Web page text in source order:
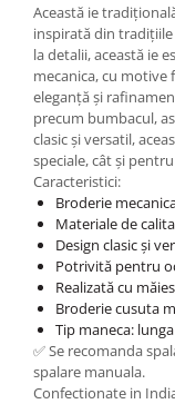
Această ie
inspirată din
la detalii, această ie
mecanica, cu motive
eleganță și
precum bumbacul,
clasic și versatil,
speciale, cât și
Caracteristici:
Broderie
Materiale de
Design clasic și
Potrivită pentru
Realizată cu
Broderie cusuta
Tip maneca: lunga
✅ Se recomanda
spalare manuala.
Confectionate in